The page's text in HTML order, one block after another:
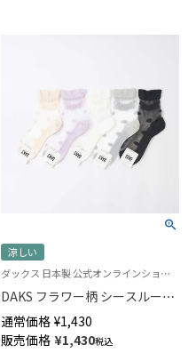
涼しい
ダックス 日本製 公式オンラインショップ 婦人 靴下
DAKS フラワー柄 シースルーソ
ックス つま先フラット レーヨ
ンシルク混 テグス クルー丈 レ
ディース 03367028
通常価格 ¥1,430
販売価格 ¥1,430税込